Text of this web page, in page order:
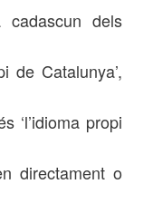
dels
de Catalunya’,
‘l’idioma propi
directament o